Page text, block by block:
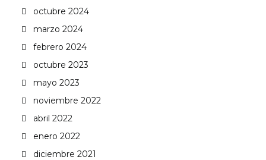
octubre 2024
marzo 2024
febrero 2024
octubre 2023
mayo 2023
noviembre 2022
abril 2022
enero 2022
diciembre 2021